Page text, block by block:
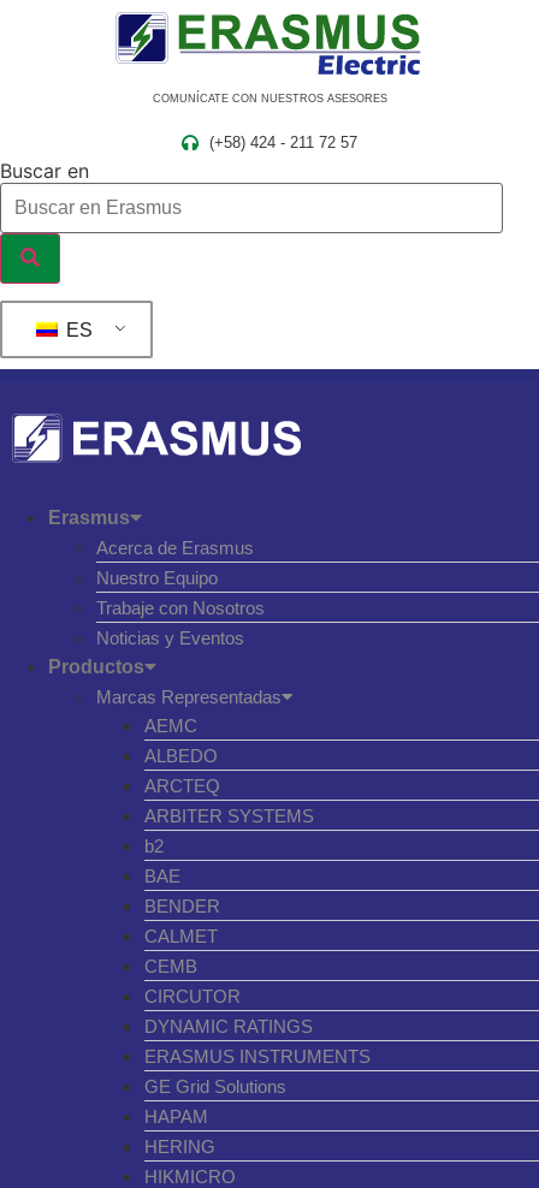
COMUNÍCATE CON NUESTROS ASESORES
(+58) 424 - 211 72 57
Buscar en
ES
Erasmus
Acerca de Erasmus
Nuestro Equipo
Trabaje con Nosotros
Noticias y Eventos
Productos
Marcas Representadas
AEMC
ALBEDO
ARCTEQ
ARBITER SYSTEMS
b2
BAE
BENDER
CALMET
CEMB
CIRCUTOR
DYNAMIC RATINGS
ERASMUS INSTRUMENTS
GE Grid Solutions
HAPAM
HERING
HIKMICRO